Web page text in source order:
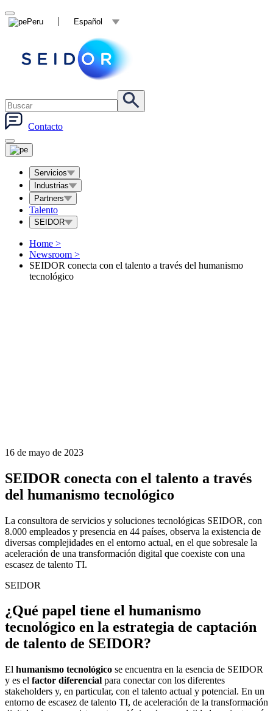
Peru Español
Contacto
Servicios
Industrias
Partners
Talento
SEIDOR
Home >
Newsroom >
SEIDOR conecta con el talento a través del humanismo
tecnológico
16 de mayo de 2023
SEIDOR conecta con el talento a través
del humanismo tecnológico
La consultora de servicios y soluciones tecnológicas SEIDOR, con
8.000 empleados y presencia en 44 países, observa la existencia de
diversas complejidades en el entorno actual, en el que sobresale la
aceleración de una transformación digital que coexiste con una
escasez de talento TI.
SEIDOR
¿Qué papel tiene el humanismo
tecnológico en la estrategia de captación
de talento de SEIDOR?
El humanismo tecnológico se encuentra en la esencia de SEIDOR
y es el factor diferencial para conectar con los diferentes
stakeholders y, en particular, con el talento actual y potencial. En un
entorno de escasez de talento TI, de aceleración de la transformación